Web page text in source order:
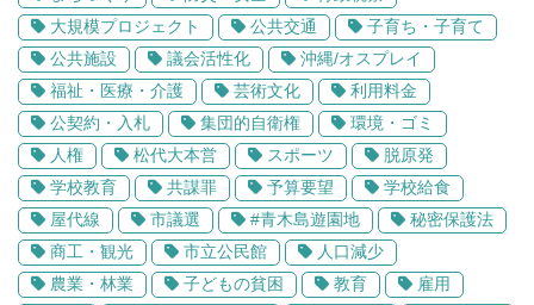
大規模プロジェクト
公共交通
子育ち・子育て
公共施設
議会活性化
沖縄/オスプレイ
福祉・医療・介護
芸術文化
利用料金
公契約・入札
集団的自衛権
環境・ゴミ
人権
松代大本営 スポーツ
脱原発
学校教育
共謀罪 予算要望
学校給食
屋代線
市議選 #青木島遊園地
秘密保護法
商工・観光
市立公民館
人口減少
農業・林業
子どもの貧困 教育
雇用